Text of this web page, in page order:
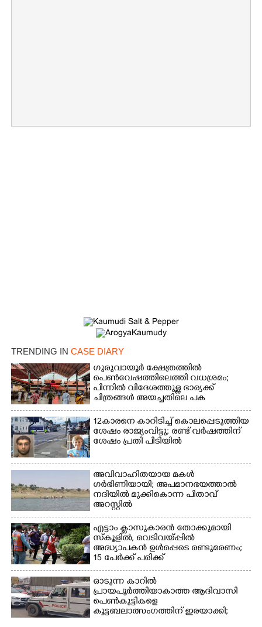
TRENDING IN CASE DIARY
ഗുരുവായൂർ ക്ഷേത്രത്തിൽ
പെൺവേഷത്തിലെത്തി വധശ്രമം;
പിന്നിൽ വിദേശത്തുള്ള ഭാര്യക്ക്
ചിത്രങ്ങൾ അയച്ചതിലെ പക
12കാരനെ കാറിടിച്ച് കൊലപ്പെടുത്തിയ
ശേഷം രാജ്യംവിട്ടു; രണ്ട് വർഷത്തിന്
ശേഷം പ്രതി പിടിയിൽ
അവിവാഹിതയായ മകൾ
ഗർഭിണിയായി; അപമാനഭയത്താൽ
നദിയിൽ മുക്കികൊന്ന പിതാവ്
അറസ്റ്റിൽ
എട്ടാം ക്ളാസുകാരൻ തോക്കുമായി
സ്കൂളിൽ, വെടിവയ്പ്പിൽ
അദ്ധ്യാപകൻ ഉൾപ്പെടെ രണ്ടുമരണം;
15 പേർക്ക് പരിക്ക്
ഓടുന്ന കാറിൽ
പ്രായപൂർത്തിയാകാത്ത ആദിവാസി
പെൺകുട്ടികളെ
കൂട്ടബലാത്സംഗത്തിന് ഇരയാക്കി;
Share this link
Copy Link